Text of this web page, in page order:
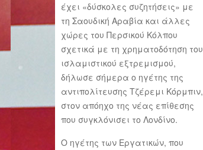
έχει «δύσκολες συζητήσεις» με
τη Σαουδική Αραβία και άλλες
χώρες του Περσικού Κόλπου
σχετικά με τη χρηματοδότηση του
ισλαμιστικού εξτρεμισμού,
δήλωσε σήμερα ο ηγέτης της
αντιπολίτευσης Τζέρεμι Κόρμπιν,
στον απόηχο της νέας επίθεσης
που συγκλόνισει το Λονδίνο.
Ο ηγέτης των Εργατικών, που